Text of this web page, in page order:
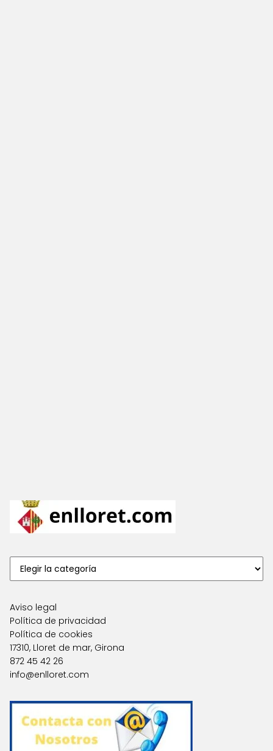
Aviso legal
Política de privacidad
Política de cookies
17310, Lloret de mar, Girona
872 45 42 26
info@enlloret.com